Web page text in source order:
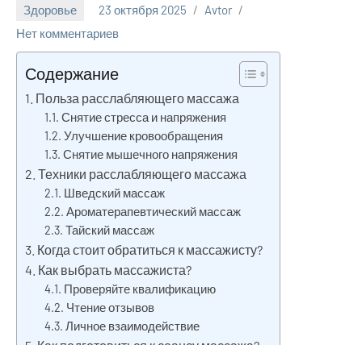
Здоровье 23 октября 2025
Avtor
Нет комментариев
Содержание
Польза расслабляющего массажа
Снятие стресса и напряжения
Улучшение кровообращения
Снятие мышечного напряжения
Техники расслабляющего массажа
Шведский массаж
Ароматерапевтический массаж
Тайский массаж
Когда стоит обратиться к массажисту?
Как выбрать массажиста?
Проверяйте квалификацию
Чтение отзывов
Личное взаимодействие